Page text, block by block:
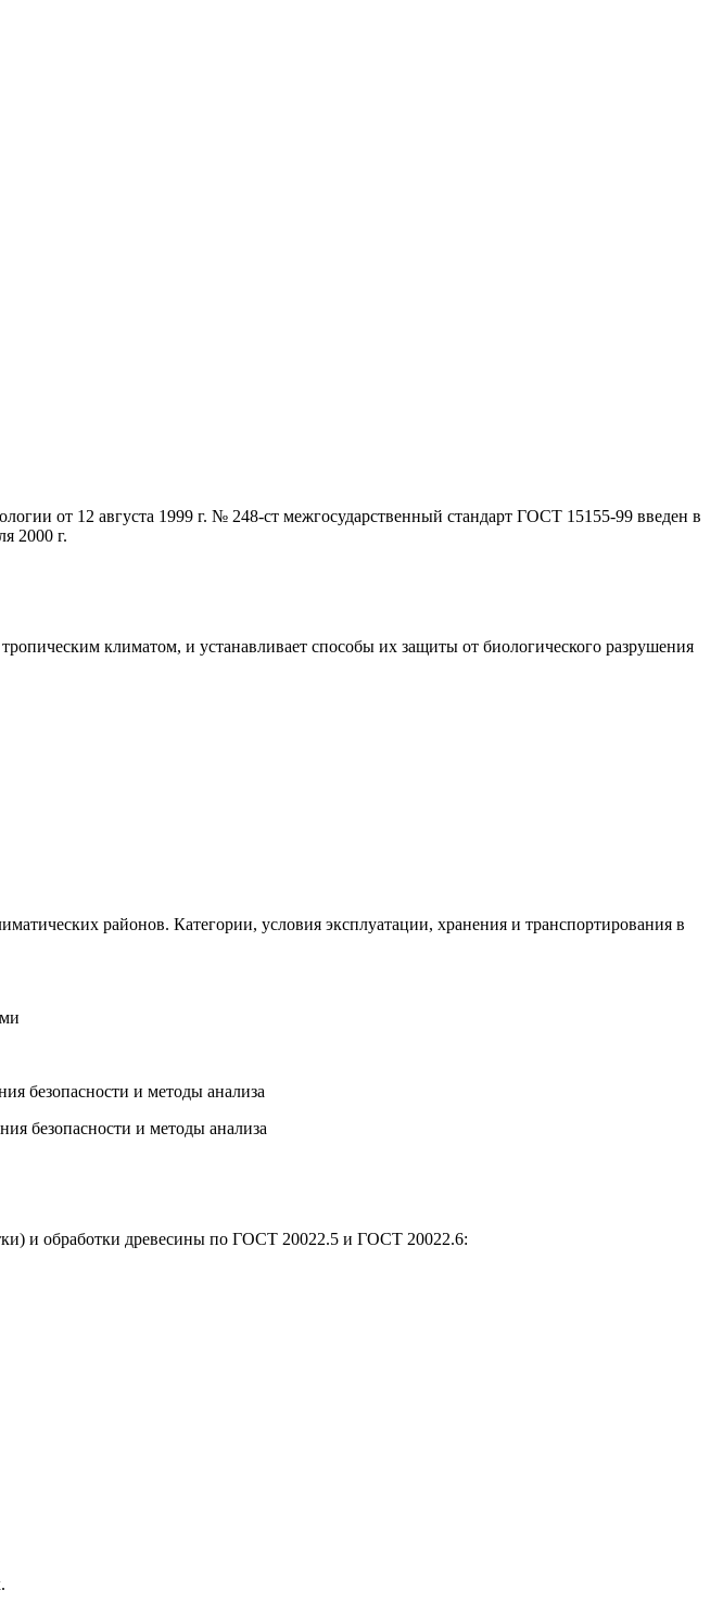
от 12 августа 1999 г. № 248-ст межгосударственный стандарт ГОСТ 15155-99 введен в
2000 г.
климатом, и устанавливает способы их защиты от биологического разрушения
районов. Категории, условия эксплуатации, хранения и транспортирования в
безопасности и методы анализа
безопасности и методы анализа
и обработки древесины по ГОСТ 20022.5 и ГОСТ 20022.6: